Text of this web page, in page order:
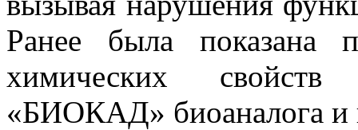
Ранее была показана
химических свойств
«БИОКАД» биоаналога и